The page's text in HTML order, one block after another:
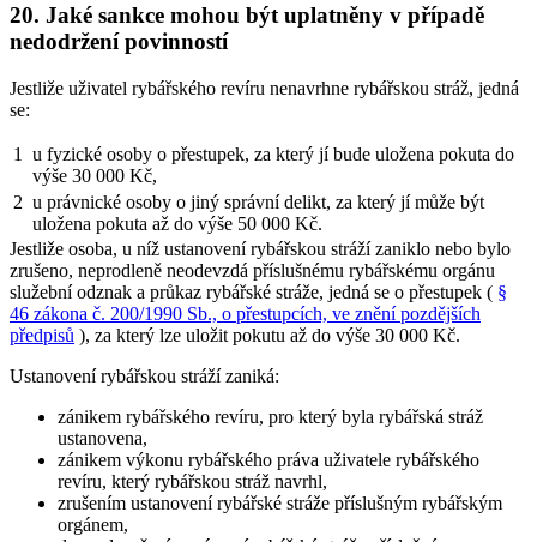
20. Jaké sankce mohou být uplatněny v případě
nedodržení povinností
Jestliže uživatel rybářského revíru nenavrhne rybářskou stráž, jedná
se:
1
u fyzické osoby o přestupek, za který jí bude uložena pokuta do
výše 30 000 Kč,
2 u právnické osoby o jiný správní delikt, za který jí může být
uložena pokuta až do výše 50 000 Kč.
Jestliže osoba, u níž ustanovení rybářskou stráží zaniklo nebo bylo
zrušeno, neprodleně neodevzdá příslušnému rybářskému orgánu
služební odznak a průkaz rybářské stráže, jedná se o přestupek ( §
46 zákona č. 200/1990 Sb., o přestupcích, ve znění pozdějších
předpisů ), za který lze uložit pokutu až do výše 30 000 Kč.
Ustanovení rybářskou stráží zaniká:
zánikem rybářského revíru, pro který byla rybářská stráž
ustanovena,
zánikem výkonu rybářského práva uživatele rybářského
revíru, který rybářskou stráž navrhl,
zrušením ustanovení rybářské stráže příslušným rybářským
orgánem,